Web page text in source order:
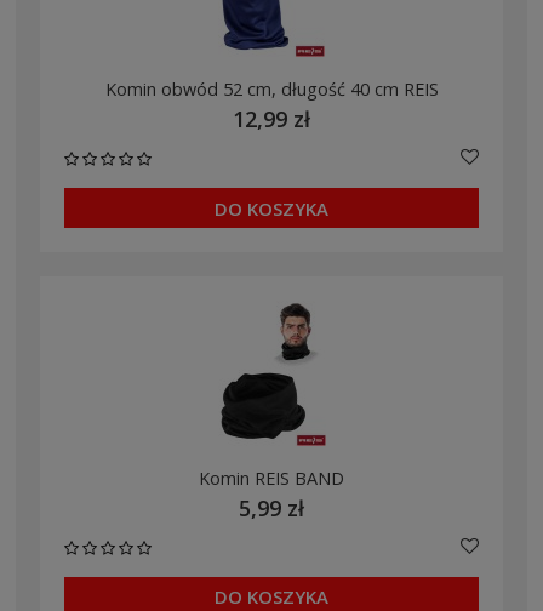
Komin obwód 52 cm, długość 40 cm REIS
12,99 zł
DO KOSZYKA
Komin REIS BAND
5,99 zł
DO KOSZYKA